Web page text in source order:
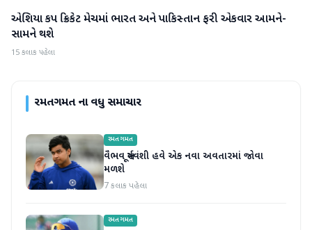
રમતગમત
એશિયા કપ ક્રિકેટ મેચમાં ભારત અને પાકિસ્તાન ફરી એકવાર આમને-
સામને થશે
15 કલાક પહેલા
રમતગમતના વધુ સમાચાર
રમતગમત
વૈભવ સૂર્યવંશી હવે એક નવા અવતારમાં જોવા
મળશે
7 કલાક પહેલા
રમતગમત